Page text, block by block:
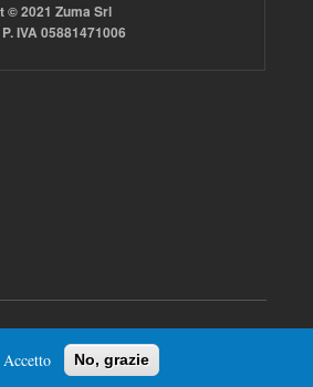
© 2021 Zuma Srl
IVA 05881471006
Accetto No, grazie